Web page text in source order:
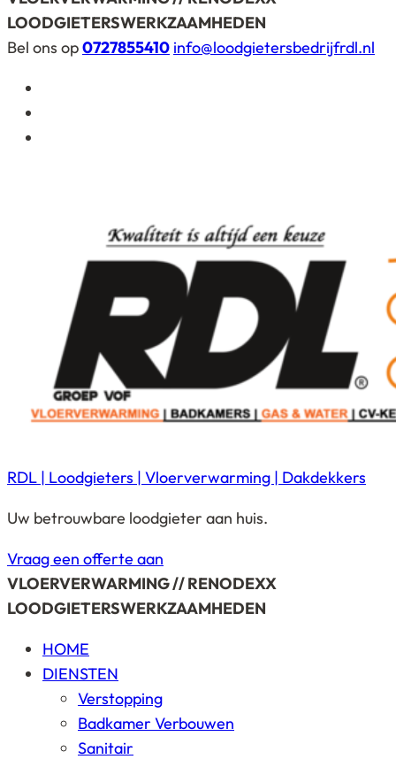
LOODGIETERSWERKZAAMHEDEN
Bel ons op0727855410 info@loodgietersbedrijfrdl.nl
RDL | Loodgieters | Vloerverwarming | Dakdekkers
Uw betrouwbare loodgieter aan huis.
Vraag een offerte aan
VLOERVERWARMING // RENODEXX
LOODGIETERSWERKZAAMHEDEN
HOME
DIENSTEN
Verstopping
Badkamer Verbouwen
Sanitair